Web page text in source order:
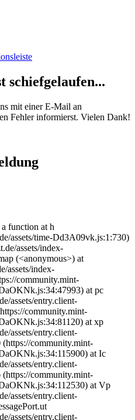
schiefgelaufen...
mit einer E-Mail an
Fehler informierst. Vielen Dank!
function at h
assets/time-Dd3A09vk.js:1:730)
assets/index-
(<anonymous>) at
assets/index-
community.mint-
at pc
assets/entry.client-
community.mint-
at xp
assets/entry.client-
community.mint-
at Ic
assets/entry.client-
community.mint-
at Vp
assets/entry.client-
assets/entry.client-